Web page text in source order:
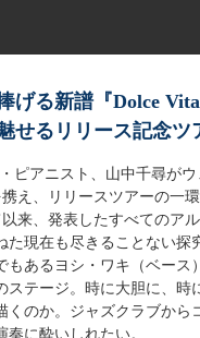
げる新譜『Dolce
せるリリース記念ツ
ピアニスト、山中千尋が
え、リリースツアーの一
来、発表したすべてのア
た現在も尽きることない
もあるヨシ・ワキ（ベー
ステージ。時に大胆に、
くのか。ジャズクラブか
に酔いしれたい。